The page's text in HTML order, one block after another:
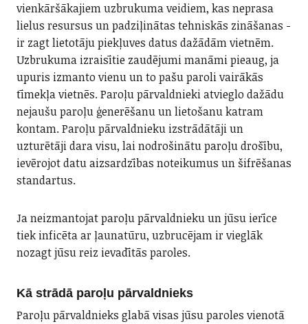
vienkāršākajiem uzbrukuma veidiem, kas neprasa
lielus resursus un padziļinātas tehniskās zināšanas -
ir zagt lietotāju piekļuves datus dažādām vietnēm.
Uzbrukuma izraisītie zaudējumi manāmi pieaug, ja
upuris izmanto vienu un to pašu paroli vairākās
tīmekļa vietnēs. Paroļu pārvaldnieki atvieglo dažādu
nejaušu paroļu ģenerēšanu un lietošanu katram
kontam. Paroļu pārvaldnieku izstrādātāji un
uzturētāji dara visu, lai nodrošinātu paroļu drošību,
ievērojot datu aizsardzības noteikumus un šifrēšanas
standartus.
Ja neizmantojat paroļu pārvaldnieku un jūsu ierīce
tiek inficēta ar ļaunatūru, uzbrucējam ir vieglāk
nozagt jūsu reiz ievadītās paroles.
Kā strādā paroļu pārvaldnieks
Paroļu pārvaldnieks glabā visas jūsu paroles vienotā